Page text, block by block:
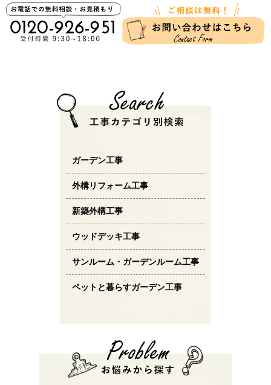
ガーデン工事
外構リフォーム工事
新築外構工事
ウッドデッキ工事
サンルーム・ガーデンルーム工事
ペットと暮らすガーデン工事